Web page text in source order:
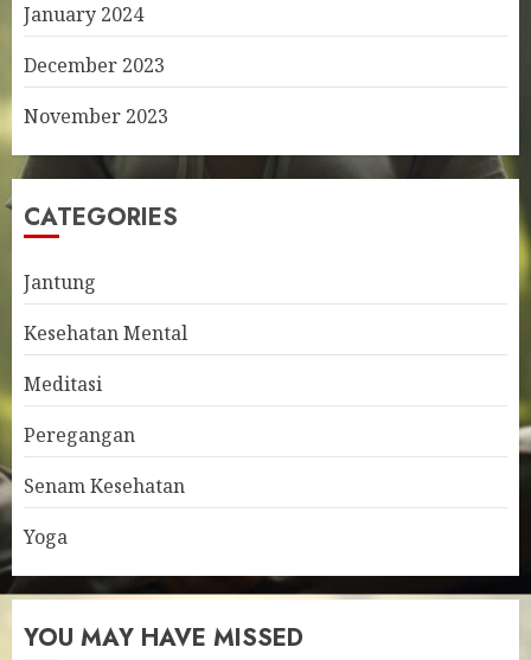
January 2024
December 2023
November 2023
CATEGORIES
Jantung
Kesehatan Mental
Meditasi
Peregangan
Senam Kesehatan
Yoga
YOU MAY HAVE MISSED